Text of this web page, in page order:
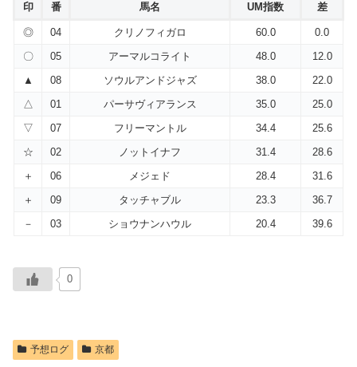
印 番 馬名 UM指数 差
◎ 04 クリノフィガロ 60.0
0.0
〇
05 アーマルコライト 48.0
12.0
▲
08 ソウルアンドジャズ 38.0
22.0
△
01 パーサヴィアランス 35.0
25.0
▽
07 フリーマントル 34.4
25.6
☆
02 ノットイナフ 31.4
28.6
＋
06 メジェド 28.4
31.6
＋
09 タッチャブル 23.3
36.7
－
03 ショウナンハウル 20.4 39.6
0
予想ログ 京都